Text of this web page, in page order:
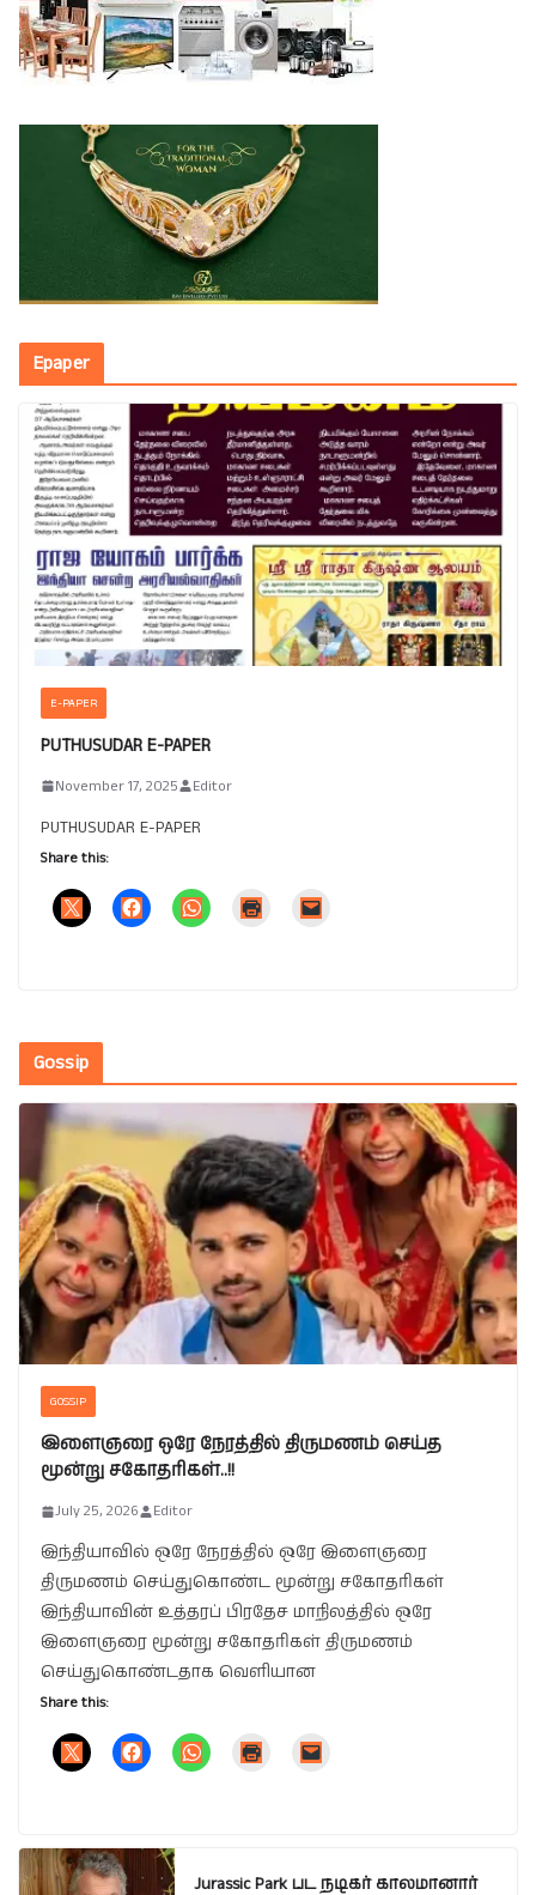
Epaper
E-PAPER
PUTHUSUDAR E-PAPER
November 17, 2025 Editor
PUTHUSUDAR E-PAPER
Share this:
Gossip
GOSSIP
இளைஞரை ஒரே நேரத்தில் திருமணம் செய்த
மூன்று சகோதரிகள்..!!
July 25, 2026 Editor
இந்தியாவில் ஒரே நேரத்தில் ஒரே இளைஞரை
திருமணம் செய்துகொண்ட மூன்று சகோதரிகள்
இந்தியாவின் உத்தரப் பிரதேச மாநிலத்தில் ஒரே
இளைஞரை மூன்று சகோதரிகள் திருமணம்
செய்துகொண்டதாக வெளியான
Share this:
Jurassic Park பட நடிகர் காலமானார்